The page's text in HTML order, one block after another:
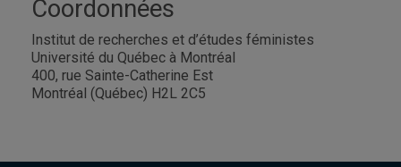
Coordonnées
Institut de recherches et d’études féministes
Université du Québec à Montréal
400, rue Sainte-Catherine Est
Montréal (Québec) H2L 2C5